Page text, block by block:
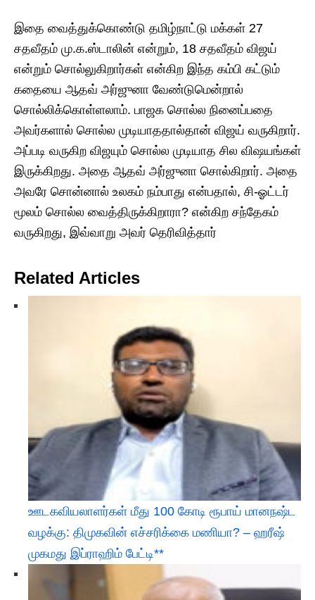
இதை வைத்துக்கொண்டு தமிழ்நாட்டு மக்கள் 27
சதவீதம் மு.க.ஸ்டாலின் என்றும், 18 சதவீதம் விஜய்
என்றும் சொல்லுகிறார்கள் என்கிற இந்த கம்பி கட்டும்
கதையை ஆதவ் அர்ஜுனா வேண்டுமென்றால்
சொல்லிக்கொள்ளலாம். பாஜக சொல்ல நினைப்பதை
அவர்களால் சொல்ல முடியாததால்தான் விஜய் வருகிறார்.
அப்படி வருகிற விஜயும் சொல்ல முடியாத சில விஷயங்கள்
இருக்கிறது. அதை ஆதவ் அர்ஜுனா சொல்கிறார். அதை
அவரே சொன்னால் உலகம் நம்பாது என்பதால், சி-ஓட்டர்
மூலம் சொல்ல வைத்திருக்கிறாரா? என்கிற சந்தேகம்
வருகிறது, இவ்வாறு அவர் தெரிவித்தார்
Related Articles
ஊடகவியலாளர்கள் மீது 100 கோடி ரூபாய் மானநஷ்ட
வழக்கு: திமுகவின் எச்சரிக்கை மணியா? – ஹரீஷ்
முகமது இப்ராஹிம் பேட்டி**